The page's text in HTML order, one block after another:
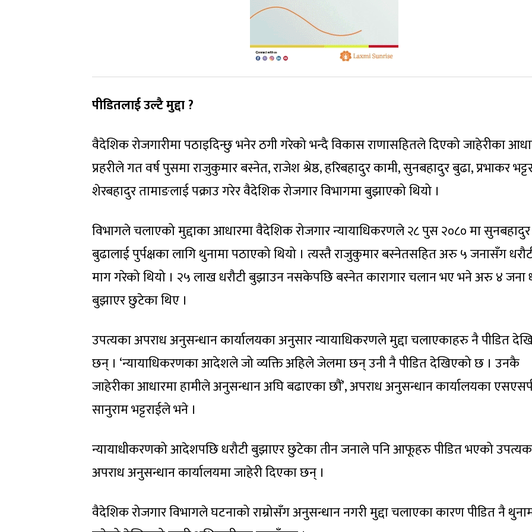
पीडितलाई उल्टै मुद्दा ?
वैदेशिक रोजगारीमा पठाइदिन्छु भनेर ठगी गरेको भन्दै विकास राणासहितले दिएको जाहेरीका
प्रहरीले गत वर्ष पुसमा राजुकुमार बस्नेत, राजेश श्रेष्ठ, हरिबहादुर कामी, सुनबहादुर बुढा, प्रभाकर
शेरबहादुर तामाङलाई पक्राउ गरेर वैदेशिक रोजगार विभागमा बुझाएको थियो ।
विभागले चलाएको मुद्दाका आधारमा वैदेशिक रोजगार न्यायाधिकरणले २८ पुस २०८० मा सुनबहादुर
बुढालाई पुर्पक्षका लागि थुनामा पठाएको थियो । त्यस्तै राजुकुमार बस्नेतसहित अरु ५ जनासँग
माग गरेको थियो । २५ लाख धरौटी बुझाउन नसकेपछि बस्नेत कारागार चलान भए भने अरु ४ जना
बुझाएर छुटेका थिए ।
उपत्यका अपराध अनुसन्धान कार्यालयका अनुसार न्यायाधिकरणले मुद्दा चलाएकाहरु नै पीडित
छन् । ‘न्यायाधिकरणका आदेशले जो व्यक्ति अहिले जेलमा छन् उनी नै पीडित देखिएको छ । उनकै
जाहेरीका आधारमा हामीले अनुसन्धान अघि बढाएका छौं’, अपराध अनुसन्धान कार्यालयका
सानुराम भट्टराईले भने ।
न्यायाधीकरणको आदेशपछि धरौटी बुझाएर छुटेका तीन जनाले पनि आफूहरु पीडित भएको
अपराध अनुसन्धान कार्यालयमा जाहेरी दिएका छन् ।
वैदेशिक रोजगार विभागले घटनाको राम्रोसँग अनुसन्धान नगरी मुद्दा चलाएका कारण पीडित नै